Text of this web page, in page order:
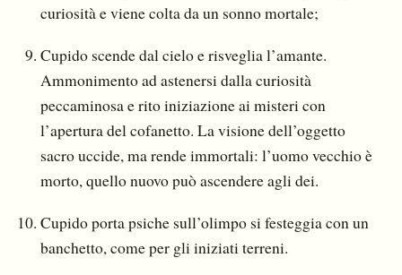
curiosità e viene colta da un sonno mortale;
Cupido scende dal cielo e risveglia l’amante.
Ammonimento ad astenersi dalla curiosità
peccaminosa e rito iniziazione ai misteri con
l’apertura del cofanetto. La visione dell’oggetto
sacro uccide, ma rende immortali: l’uomo vecchio è
morto, quello nuovo può ascendere agli dei.
Cupido porta psiche sull’olimpo si festeggia con un
banchetto, come per gli iniziati terreni.